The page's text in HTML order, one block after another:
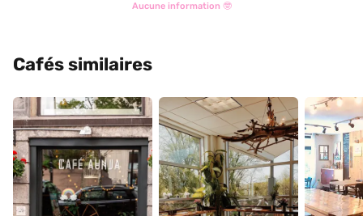
Aucune information 🤓
Cafés similaires